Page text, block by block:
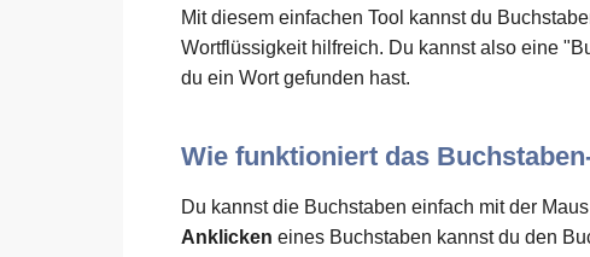
Mit diesem einfachen Tool kannst du
Wortflüssigkeit hilfreich. Du kannst also eine
du ein Wort gefunden hast.
Wie funktioniert das
Du kannst die Buchstaben einfach mit der
Anklicken eines Buchstaben kannst du den